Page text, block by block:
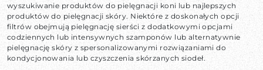
wyszukiwanie produktów do pielęgnacji koni lub najlepszych
produktów do pielęgnacji skóry. Niektóre z doskonałych opcji
filtrów obejmują pielęgnację sierści z dodatkowymi opcjami
codziennych lub intensywnych szamponów lub alternatywnie
pielęgnację skóry z spersonalizowanymi rozwiązaniami do
kondycjonowania lub czyszczenia skórzanych siodeł.